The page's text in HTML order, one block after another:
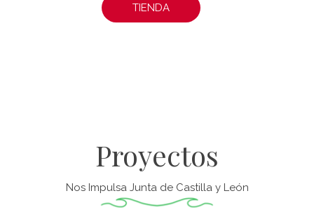
TIENDA
Proyectos
Nos Impulsa Junta de Castilla y León